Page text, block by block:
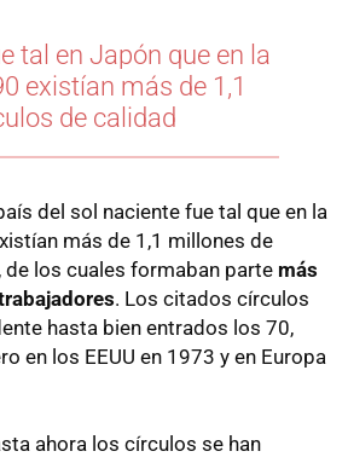
tal en Japón que en la
existían más de 1,1
de calidad
del sol naciente fue tal que en la
más de 1,1 millones de
los cuales formaban parte más
. Los citados círculos
hasta bien entrados los 70,
en los EEUU en 1973 y en Europa
ahora los círculos se han